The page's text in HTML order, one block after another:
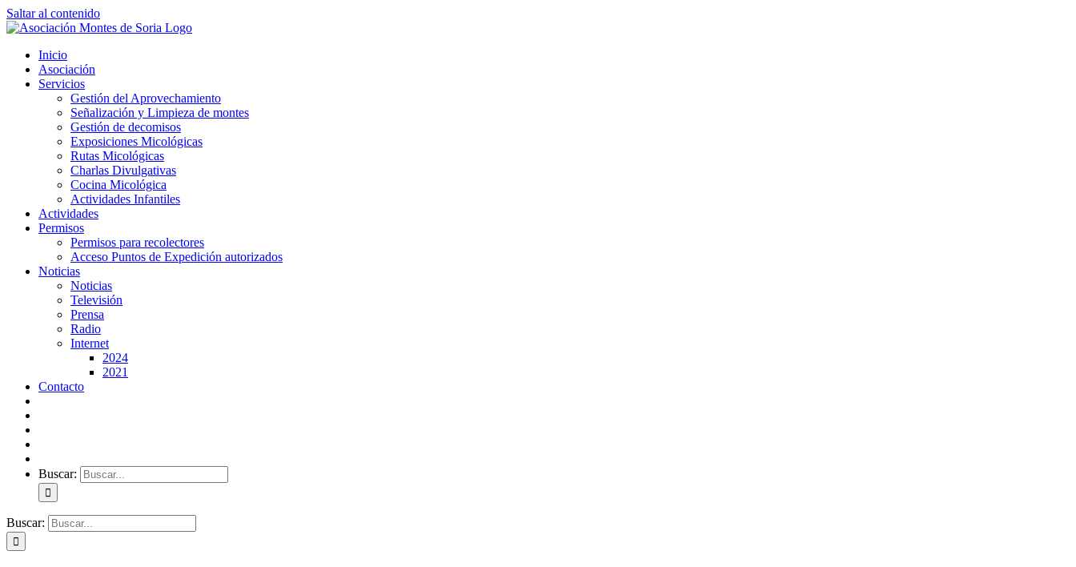
Saltar al contenido
Inicio
Asociación
Servicios
Gestión del Aprovechamiento
Señalización y Limpieza de montes
Gestión de decomisos
Exposiciones Micológicas
Rutas Micológicas
Charlas Divulgativas
Cocina Micológica
Actividades Infantiles
Actividades
Permisos
Permisos para recolectores
Acceso Puntos de Expedición autorizados
Noticias
Noticias
Televisión
Prensa
Radio
Internet
2024
2021
Contacto
Buscar:
Buscar: